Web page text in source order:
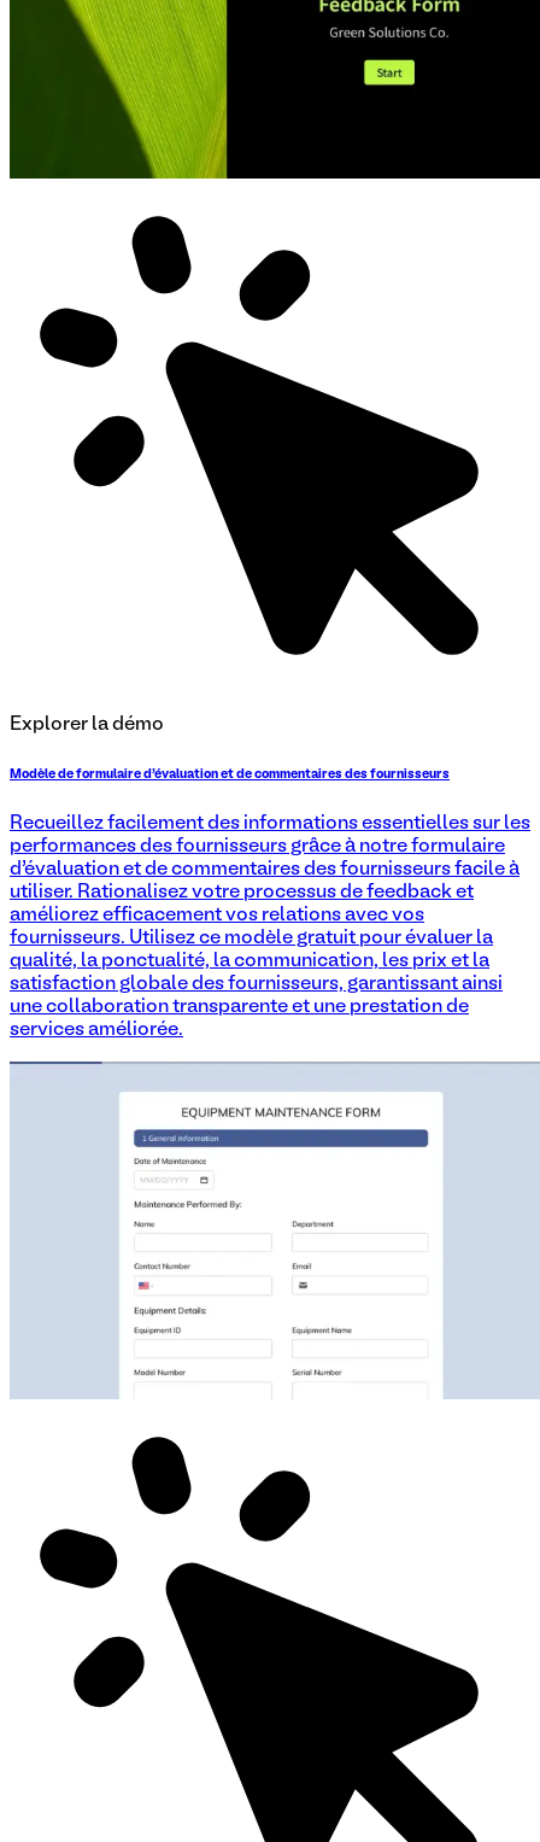
Explorer la démo
Modèle de formulaire d'évaluation et de commentaires des fournisseurs
Recueillez facilement des informations essentielles sur les
performances des fournisseurs grâce à notre formulaire
d’évaluation et de commentaires des fournisseurs facile à
utiliser. Rationalisez votre processus de feedback et
améliorez efficacement vos relations avec vos
fournisseurs. Utilisez ce modèle gratuit pour évaluer la
qualité, la ponctualité, la communication, les prix et la
satisfaction globale des fournisseurs, garantissant ainsi
une collaboration transparente et une prestation de
services améliorée.